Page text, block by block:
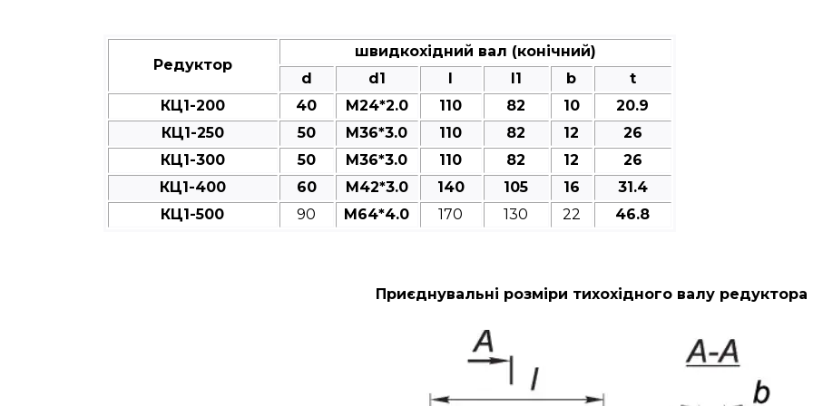
Редуктор
швидкохідний вал (конічний)
d
d1 l l1 b
t
КЦ1-200
40 M24*2.0 110 82 10
20.9
КЦ1-250
50 M36*3.0 110 82 12
26
КЦ1-300
50 M36*3.0 110 82 12
26
КЦ1-400
60 M42*3.0 140 105 16
31.4
КЦ1-500
90 M64*4.0 170 130 22 46.8
Приєднувальні розміри тихохідного валу редуктора